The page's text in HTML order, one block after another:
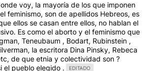
voy, la mayoría de los que imponen
feminismo, son de apellidos Hebreos, es
ellos se casan entre ellos, no hablan el
Es como el aborto y el feminismo que
Teneubaum , Bodart, Rubinstein ,
la escritora Dina Pinsky, Rebeca
de que etnia y colectividad son ?
el pueblo elegido .
EDITADO